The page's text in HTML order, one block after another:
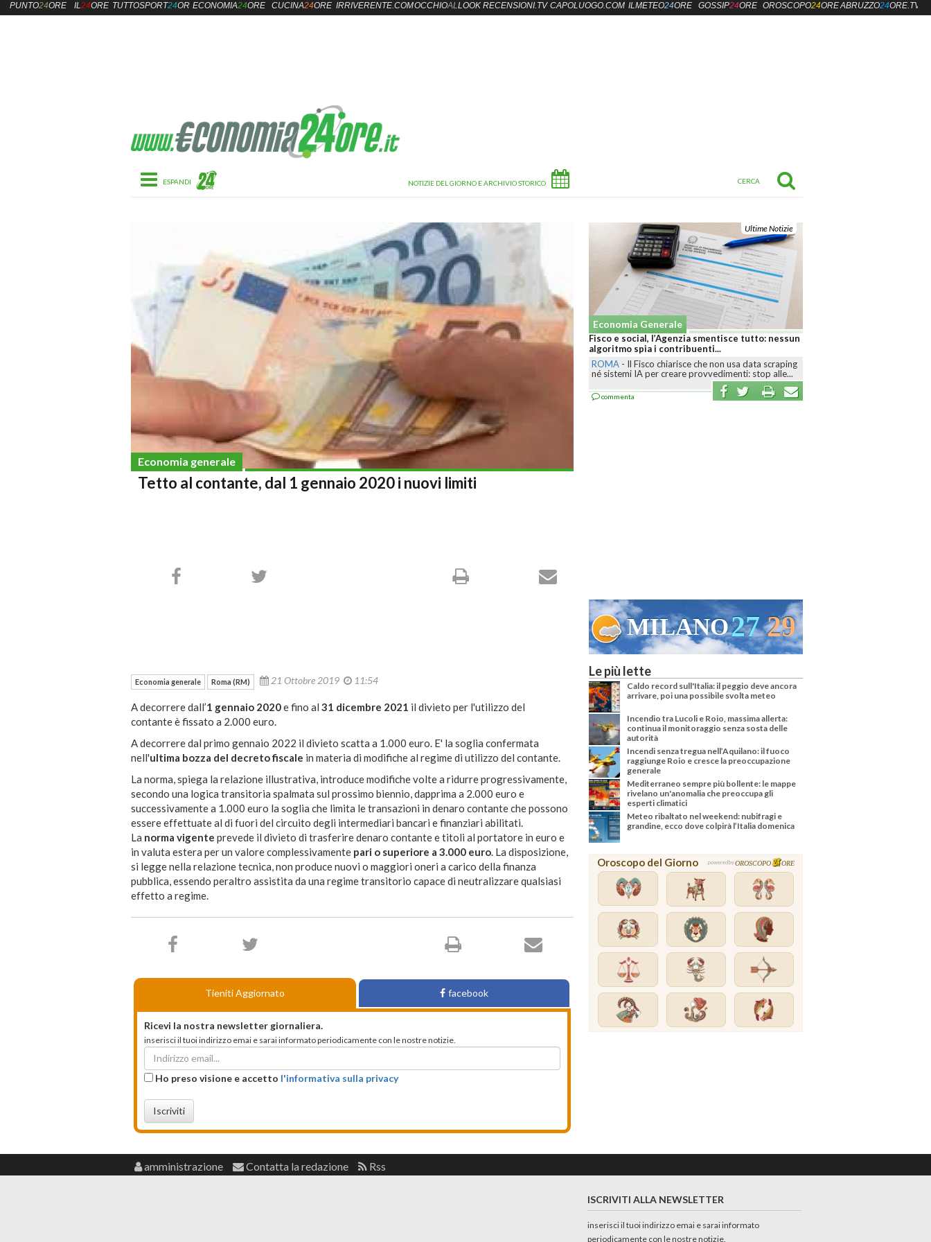
Toggle navigation
Economia generale
Tetto al contante, dal 1 gennaio 2020 i nuovi limiti
Ultime Notizie
Economia Generale
Fisco e social, l’Agenzia smentisce tutto: nessun
algoritmo spia i contribuenti...
ROMA - Il Fisco chiarisce che non usa data scraping
né sistemi IA per creare provvedimenti: stop alle...
commenta
MILANO27 29
Economia generale Roma (RM) 21 Ottobre 2019 11:54
A decorrere dall’1 gennaio 2020e fino al 31 dicembre 2021 il divieto per l'utilizzo del
contante è fissato a 2.000 euro.
A decorrere dal primo gennaio 2022 il divieto scatta a 1.000 euro. E' la soglia confermata
nell'ultima bozza del decreto fiscale in materia di modifiche al regime di utilizzo del contante.
La norma, spiega la relazione illustrativa, introduce modifiche volte a ridurre progressivamente,
secondo una logica transitoria spalmata sul prossimo biennio, dapprima a 2.000 euro e
successivamente a 1.000 euro la soglia che limita le transazioni in denaro contante che possono
essere effettuate al di fuori del circuito degli intermediari bancari e finanziari abilitati.
La norma vigente prevede il divieto di trasferire denaro contante e titoli al portatore in euro e
in valuta estera per un valore complessivamente pari o superiore a 3.000 euro. La disposizione,
si legge nella relazione tecnica, non produce nuovi o maggiori oneri a carico della finanza
pubblica, essendo peraltro assistita da una regime transitorio capace di neutralizzare qualsiasi
effetto a regime.
Tieniti Aggiornato facebook
Ricevi la nostra newsletter giornaliera.
inserisci il tuoi indirizzo emai e sarai informato periodicamente con le nostre notizie.
Ho preso visione e accetto l'informativa sulla privacy
Iscriviti
Le più lette
Caldo record sull'Italia: il peggio deve ancora
arrivare, poi una possibile svolta meteo
Incendio tra Lucoli e Roio, massima allerta:
continua il monitoraggio senza sosta delle
autorità
Incendi senza tregua nell’Aquilano: il fuoco
raggiunge Roio e cresce la preoccupazione
generale
Mediterraneo sempre più bollente: le mappe
rivelano un'anomalia che preoccupa gli
esperti climatici
Meteo ribaltato nel weekend: nubifragi e
grandine, ecco dove colpirà l’Italia domenica
Oroscopo del Giorno powered byOROSCOPO ORE
PUNTO24ORE IL24ORE TUTTOSPORT24OREECONOMIA24ORE CUCINA24ORE IRRIVERENTE.COMOCCHIOALLOOK RECENSIONI.TV CAPOLUOGO.COM ILMETEO24ORE GOSSIP24ORE OROSCOPO24OREABRUZZO24ORE.TV
amministrazione Contatta la redazione Rss
ISCRIVITI ALLA NEWSLETTER
inserisci il tuoi indirizzo emai e sarai informato
periodicamente con le nostre notizie.